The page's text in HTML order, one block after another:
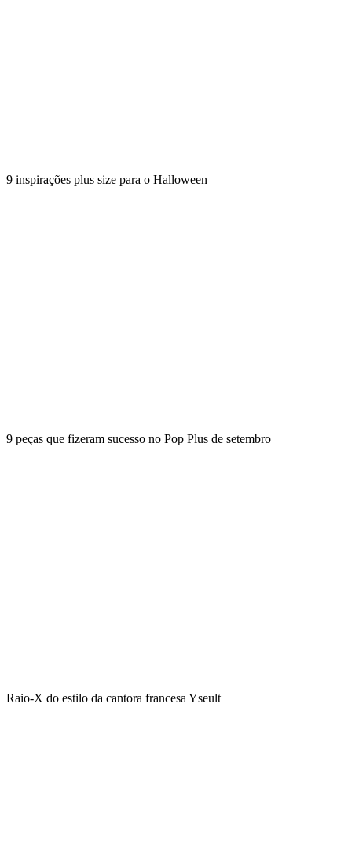
9 inspirações plus size para o Halloween
9 peças que fizeram sucesso no Pop Plus de setembro
Raio-X do estilo da cantora francesa Yseult